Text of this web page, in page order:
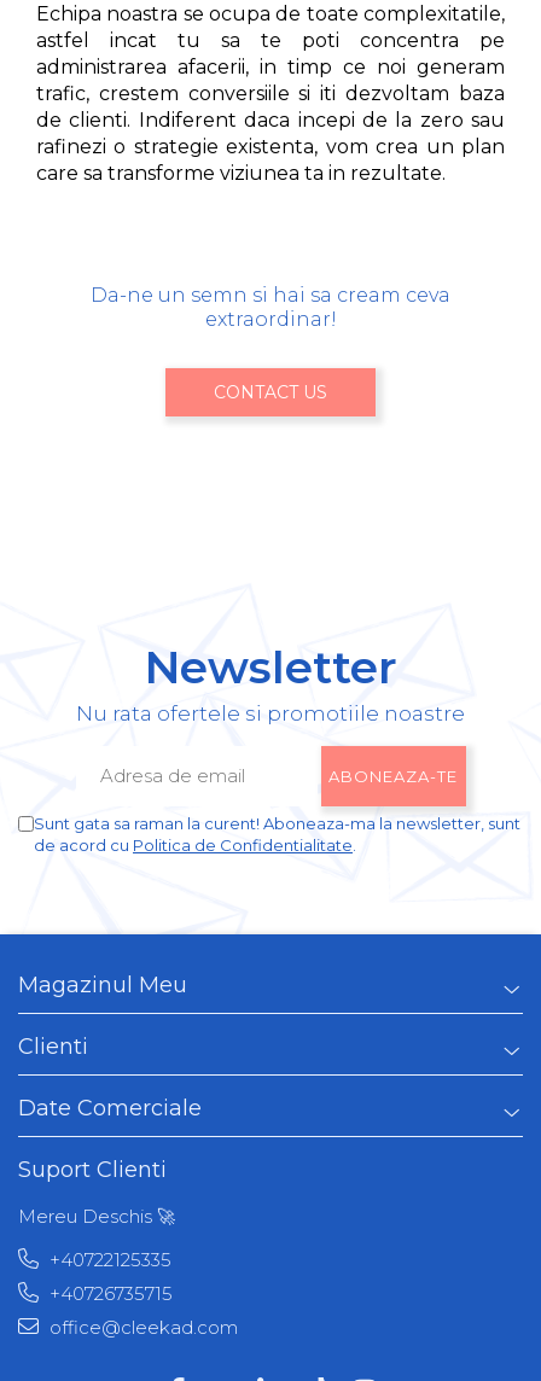
Echipa noastra se ocupa de toate complexitatile,
astfel incat tu sa te poti concentra pe
administrarea afacerii, in timp ce noi generam
trafic, crestem conversiile si iti dezvoltam baza
de clienti. Indiferent daca incepi de la zero sau
rafinezi o strategie existenta, vom crea un plan
care sa transforme viziunea ta in rezultate.
Da-ne un semn si hai sa cream ceva
extraordinar!
CONTACT US
Newsletter
Nu rata ofertele si promotiile noastre
Sunt gata sa raman la curent! Aboneaza-ma la newsletter, sunt
de acord cu Politica de Confidentialitate
Magazinul Meu
Clienti
Date Comerciale
Suport Clienti
Mereu Deschis 🚀
+40722125335
+40726735715
office@cleekad.com